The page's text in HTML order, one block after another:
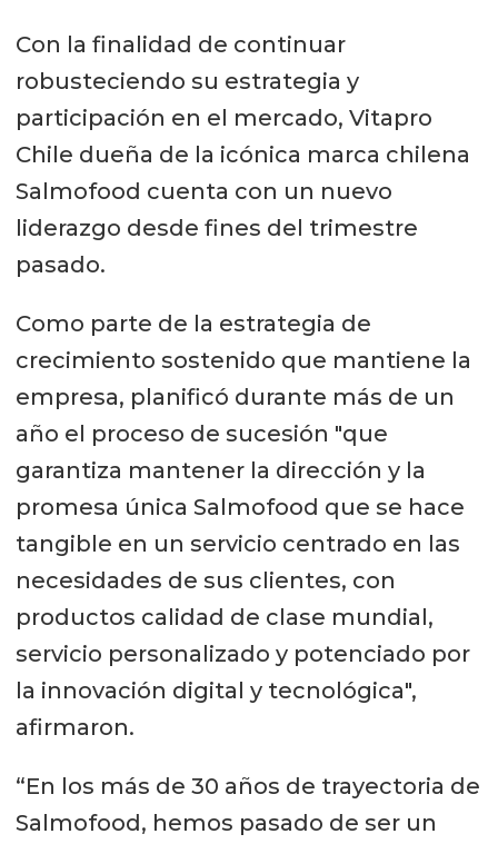
Con la finalidad de continuar
robusteciendo su estrategia y
participación en el mercado, Vitapro
Chile dueña de la icónica marca chilena
Salmofood cuenta con un nuevo
liderazgo desde fines del trimestre
pasado.
Como parte de la estrategia de
crecimiento sostenido que mantiene la
empresa, planificó durante más de un
año el proceso de sucesión "que
garantiza mantener la dirección y la
promesa única Salmofood que se hace
tangible en un servicio centrado en las
necesidades de sus clientes, con
productos calidad de clase mundial,
servicio personalizado y potenciado por
la innovación digital y tecnológica",
afirmaron.
“En los más de 30 años de trayectoria de
Salmofood, hemos pasado de ser un